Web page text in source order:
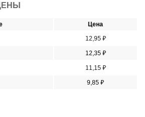
Цена
12,95 ₽
12,35 ₽
11,15 ₽
9,85 ₽